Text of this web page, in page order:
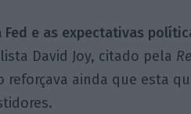
e as expectativas
David Joy, citado pela
ainda que esta